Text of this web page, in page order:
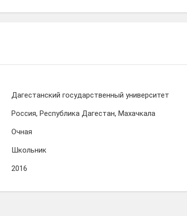
Дагестанский государственный университет
Россия, Республика Дагестан, Махачкала
Очная
Школьник
2016